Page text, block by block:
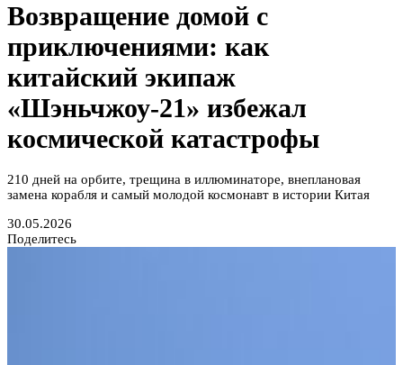
Возвращение домой с
приключениями: как
китайский экипаж
«Шэньчжоу-21» избежал
космической катастрофы
210 дней на орбите, трещина в иллюминаторе, внеплановая
замена корабля и самый молодой космонавт в истории Китая
30.05.2026
Поделитесь